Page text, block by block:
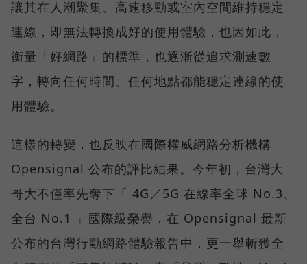
讓其在人潮聚集、高速移動或室內空間維持穩定
連線，即無法轉換成好的使用體驗，也因如此，
衡量「好網路」的標準，也逐漸從追求測速數
字，轉向任何時間、任何地點都能穩定連線的使
用體驗。
這樣的轉變，也反映在國際權威網路分析機構
Opensignal 公布的評比結果。今年初，台灣大
哥大不僅率先奪下「 4G／5G 在線率全球 No.3、
全台 No.1 」國際級榮譽，在 Opensignal 最新
公布的台灣行動網路體驗報告中，更一舉斬獲全